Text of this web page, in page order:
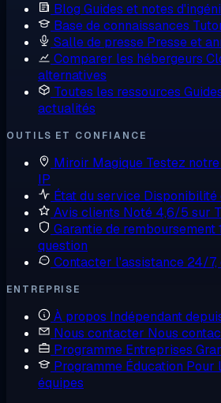
Blog Guides et notes
Base de connaissances
Salle de presse Presse et
Comparer les hébergeurs
alternatives
Toutes les ressources
actualités
OUTILS ET CONFIANCE
Miroir Magique Testez
IP
État du service Disponibilité
Avis clients Noté 4,6/5 sur
Garantie de remboursement
question
Contacter l'assistance 24/7,
ENTREPRISE
À propos Indépendant
Nous contacter Nous
Programme Entreprises
Programme Éducation Pour
équipes